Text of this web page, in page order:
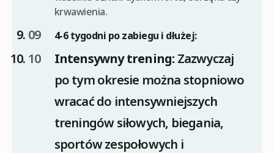
krwawienia.
4-6 tygodni po zabiegu i dłużej:
Intensywny trening: Zazwyczaj
po tym okresie można stopniowo
wracać do intensywniejszych
treningów siłowych, biegania,
sportów zespołowych i